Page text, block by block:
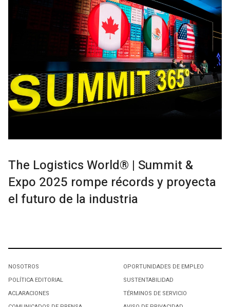
The Logistics World® | Summit &
Expo 2025 rompe récords y proyecta
el futuro de la industria
NOSOTROS
POLÍTICA EDITORIAL
ACLARACIONES
OPORTUNIDADES DE EMPLEO
SUSTENTABILIDAD
TÉRMINOS DE SERVICIO